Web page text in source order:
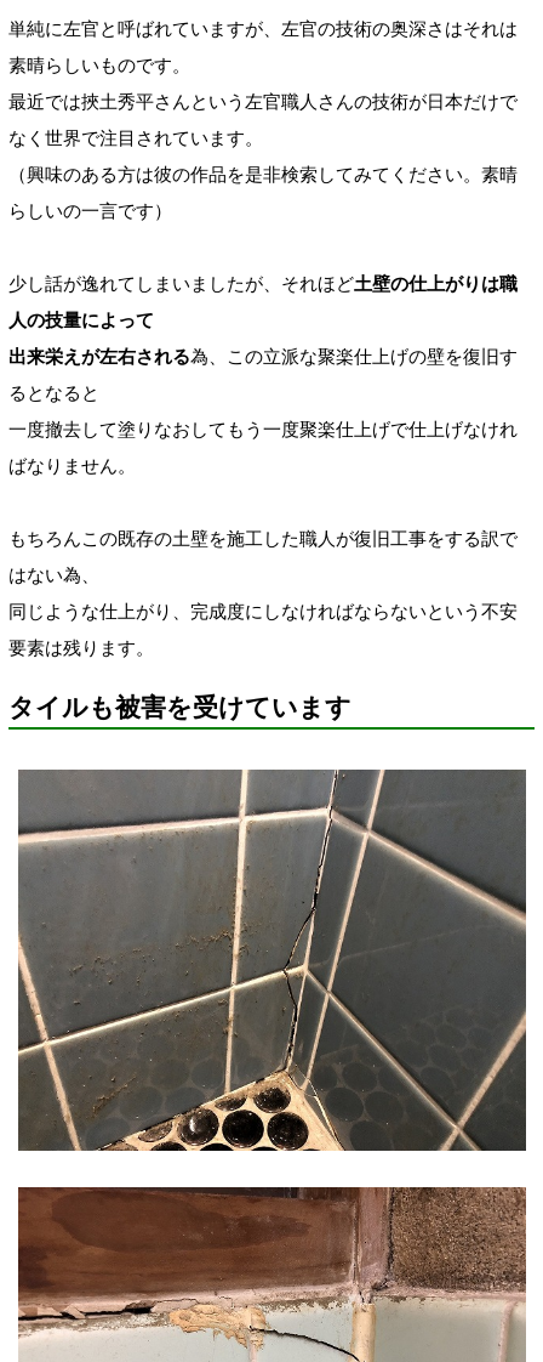
単純に左官と呼ばれていますが、左官の技術の奥深さはそれは
素晴らしいものです。
最近では挾土秀平さんという左官職人さんの技術が日本だけで
なく世界で注目されています。
（興味のある方は彼の作品を是非検索してみてください。素晴
らしいの一言です）
少し話が逸れてしまいましたが、それほど土壁の仕上がりは職
人の技量によって
出来栄えが左右される為、この立派な聚楽仕上げの壁を復旧す
るとなると
一度撤去して塗りなおしてもう一度聚楽仕上げで仕上げなけれ
ばなりません。
もちろんこの既存の土壁を施工した職人が復旧工事をする訳で
はない為、
同じような仕上がり、完成度にしなければならないという不安
要素は残ります。
タイルも被害を受けています